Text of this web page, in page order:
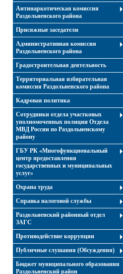
Антинаркотическая комиссия
Раздольненского района
Присяжные заседатели
Административная комиссия
Раздольненского района
Градостроительная деятельность
Территориальная избирательная
комиссия Раздольненского района
Кадровая политика
Сотрудники отдела участковых
уполномоченных полиции Отдела
МВД России по Раздольненскому
району
ГБУ РК «Многофункциональный
центр предоставления
государственных и муниципальных
услуг»
Охрана труда
Справка налоговой службы
Раздольненский районный отдел
ЗАГС
Противодействие коррупции
Публичные слушания (Обсуждения)
Бюджет муниципального образования
Раздольненский район